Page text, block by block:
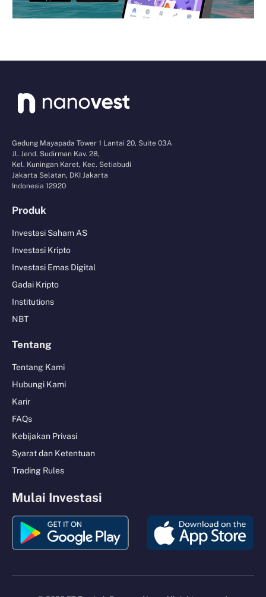
Gedung Mayapada Tower 1 Lantai 20, Suite 03A
Jl. Jend. Sudirman Kav. 28,
Kel. Kuningan Karet, Kec. Setiabudi
Jakarta Selatan, DKI Jakarta
Indonesia 12920
Produk
Investasi Saham AS
Investasi Kripto
Investasi Emas Digital
Gadai Kripto
Institutions
NBT
Tentang
Tentang Kami
Hubungi Kami
Karir
FAQs
Kebijakan Privasi
Syarat dan Ketentuan
Trading Rules
Mulai Investasi